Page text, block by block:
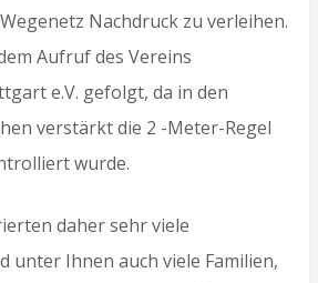
Nachdruck zu verleihen.
Aufruf des Vereins
e.V. gefolgt, da in den
verstärkt die 2 -Meter-Regel
wurde.
daher sehr viele
unter Ihnen auch viele Familien,